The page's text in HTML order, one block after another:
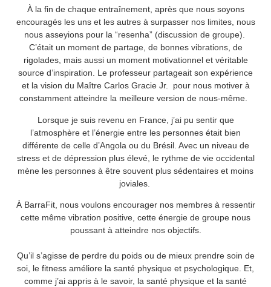
À la fin de chaque entraînement, après que nous soyons
encouragés les uns et les autres à surpasser nos limites, nous
nous asseyions pour la “resenha” (discussion de groupe).
C’était un moment de partage, de bonnes vibrations, de
rigolades, mais aussi un moment motivationnel et véritable
source d’inspiration. Le professeur partageait son expérience
et la vision du Maître Carlos Gracie Jr. pour nous motiver à
constamment atteindre la meilleure version de nous-même.
Lorsque je suis revenu en France, j’ai pu sentir que
l’atmosphère et l’énergie entre les personnes était bien
différente de celle d’Angola ou du Brésil. Avec un niveau de
stress et de dépression plus élevé, le rythme de vie occidental
mène les personnes à être souvent plus sédentaires et moins
joviales.
À BarraFit, nous voulons encourager nos membres à ressentir
cette même vibration positive, cette énergie de groupe nous
poussant à atteindre nos objectifs.
Qu’il s’agisse de perdre du poids ou de mieux prendre soin de
soi, le fitness améliore la santé physique et psychologique. Et,
comme j’ai appris à le savoir, la santé physique et la santé